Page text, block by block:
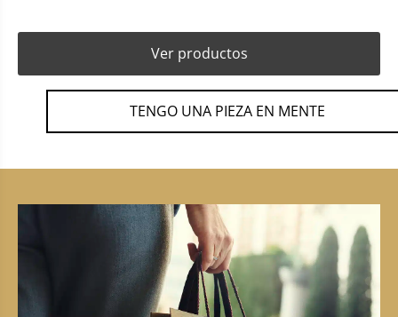
Ver productos
TENGO UNA PIEZA EN MENTE